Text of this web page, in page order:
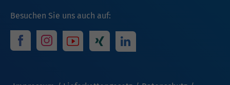
Besuchen Sie uns auch auf: